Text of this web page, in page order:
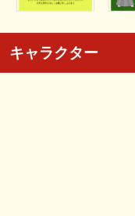
キャラクター